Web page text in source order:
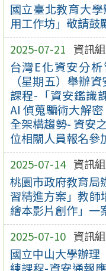
國立臺北教育大
用工作坊」敬請鼓
2025-07-21 資訊組
台灣E化資安分
（星期五）舉辦
課程-「資安鑑識
AI 偵蒐騙術大解
全架構趨勢- 資安
位相關人員報名參
2025-07-14 資訊組
桃園市政府教育局
習精進方案」教
繪本影片創作」一
2025-07-10 資訊組
國立中山大學辦理